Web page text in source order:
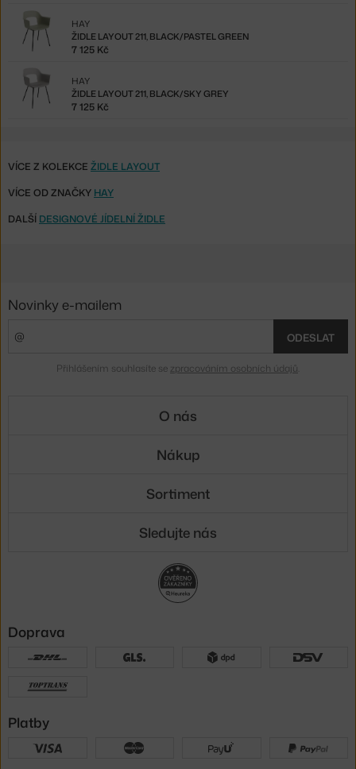
ŽIDLE LAYOUT 211, BLACK/PASTEL GREEN
HAY
7 125 Kč
ŽIDLE LAYOUT 211, BLACK/SKY GREY
HAY
7 125 Kč
VÍCE Z KOLEKCE ŽIDLE LAYOUT
VÍCE OD ZNAČKY HAY
DALŠÍ DESIGNOVÉ JÍDELNÍ ŽIDLE
Novinky e-mailem
ODESLAT
Přihlášením souhlasíte se zpracováním osobních údajů
O nás
Nákup
Sortiment
Sledujte nás
Doprava
Platby